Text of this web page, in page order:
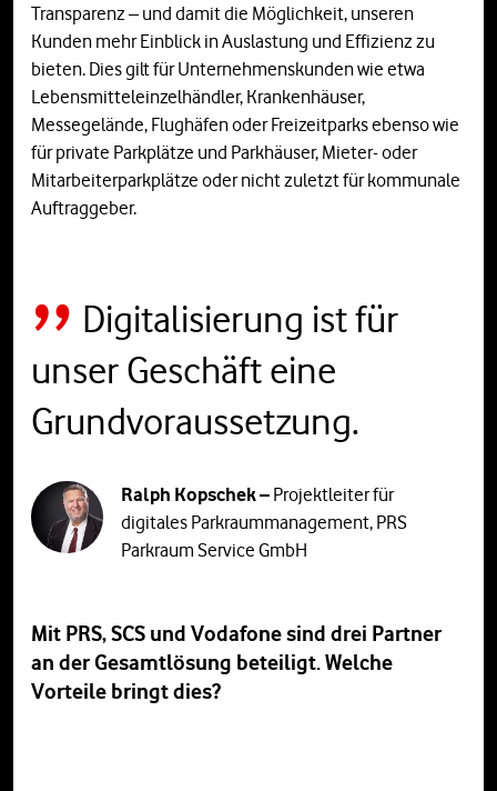
Transparenz – und damit die Möglichkeit, unseren
Kunden mehr Einblick in Auslastung und Effizienz zu
bieten. Dies gilt für Unternehmenskunden wie etwa
Lebensmitteleinzelhändler, Krankenhäuser,
Messegelände, Flughäfen oder Freizeitparks ebenso wie
für private Parkplätze und Parkhäuser, Mieter- oder
Mitarbeiterparkplätze oder nicht zuletzt für kommunale
Auftraggeber.
Digitalisierung ist für
unser Geschäft eine
Grundvoraussetzung.
Ralph Kopschek – Projektleiter für
digitales Parkraummanagement, PRS
Parkraum Service GmbH
Mit PRS, SCS und Vodafone sind drei Partner
an der Gesamtlösung beteiligt. Welche
Vorteile bringt dies?